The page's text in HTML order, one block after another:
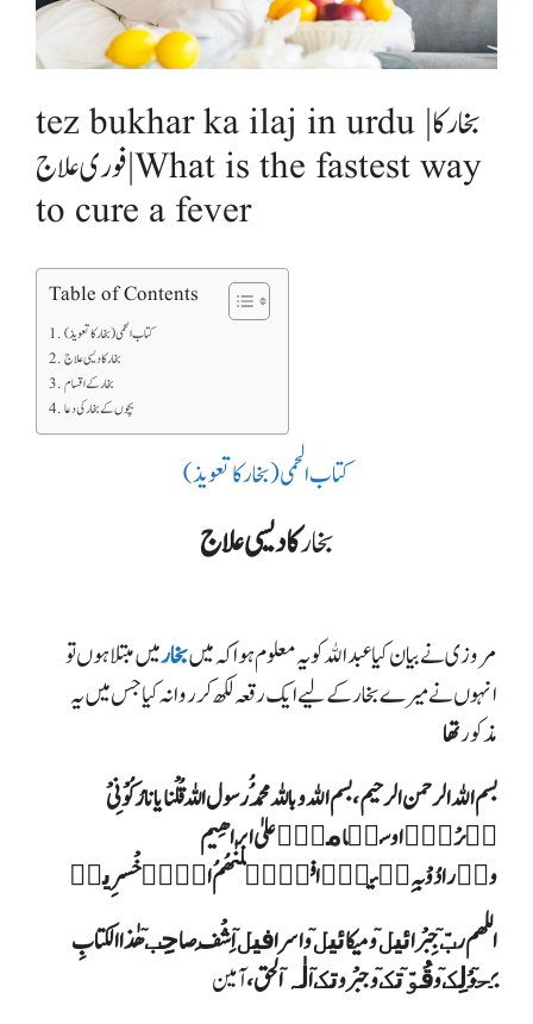
tez bukhar ka ilaj in urdu |بخار کا
فوری علاج | What is the fastest way
to cure a fever
Table of Contents
کتاب الحمی (بخار کا تعویذ)
بخار کا دیسی علاج
بخار کے اقسام
بچوں کے بخار کی دعا
کتاب الحمی (بخار کا تعویذ)
بخارکا دیسی علاج
مروزی نے بیان کیا عبدالله کو یہ معلوم ہوا کہ میںبخارمیں مبتلا ہوں تو
انہوں نے میرے بخار کے لیےایک رقعہ لکھ کر روانہ کیا جس میں یہ
مذکورتھا
بسم الله الرحمن الرحیم،بسم الله وباللہ محمدُُ رسول اللہ قُلْنا یانارُکُوْنِیْ
بٙرْدٙٙا وسلٙا ماٙٙ علیٰ ابراھِیم
واٙرادُوْ بہِ کٙیدٙٙا فجٙعٙلنٰھُمُ الْاٙخْسرِینٙ
اللھم ربّٙ جِبْرائیلٙ و میکائیلٙ واسرافیلٙ اِشْفِ صاحِِبٙ ھٰذاالکتابِ
بحٙوْلِکٙ وقُوّٙتکٙ وجبْروتکٙ الٰہٙ الحق ،آمین